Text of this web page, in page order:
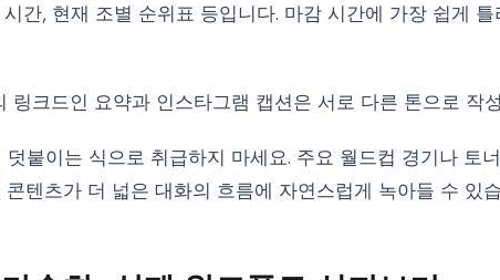
간, 현재 조별 순위표 등입니다. 마감 시간에 가장 쉽게
링크드인 요약과 인스타그램 캡션은 서로 다른 톤으로 작
덧붙이는 식으로 취급하지 마세요. 주요 월드컵 경기나
텐츠가 더 넓은 대화의 흐름에 자연스럽게 녹아들 수 있